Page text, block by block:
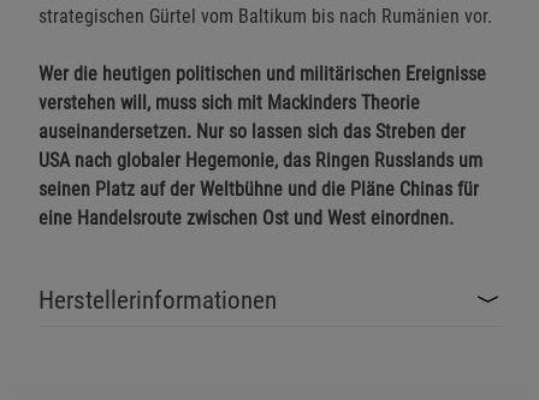
strategischen Gürtel vom Baltikum bis nach Rumänien vor.
Wer die heutigen politischen und militärischen Ereignisse
verstehen will, muss sich mit Mackinders Theorie
auseinandersetzen. Nur so lassen sich das Streben der
USA nach globaler Hegemonie, das Ringen Russlands um
seinen Platz auf der Weltbühne und die Pläne Chinas für
eine Handelsroute zwischen Ost und West einordnen.
Herstellerinformationen